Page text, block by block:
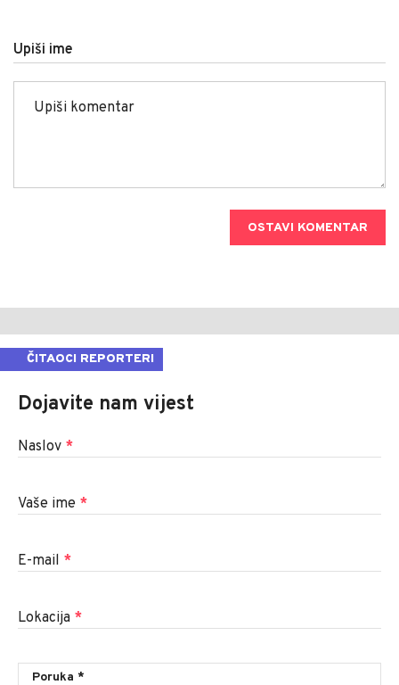
Upiši ime
OSTAVI KOMENTAR
ČITAOCI REPORTERI
Dojavite nam vijest
Naslov *
Vaše ime *
E-mail *
Lokacija *